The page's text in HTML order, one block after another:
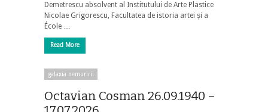
Demetrescu absolvent al Institutului de Arte Plastice
Nicolae Grigorescu, Facultatea de istoria artei și a
École …
Read More
galaxia nemuririi
Octavian Cosman 26.09.1940 –